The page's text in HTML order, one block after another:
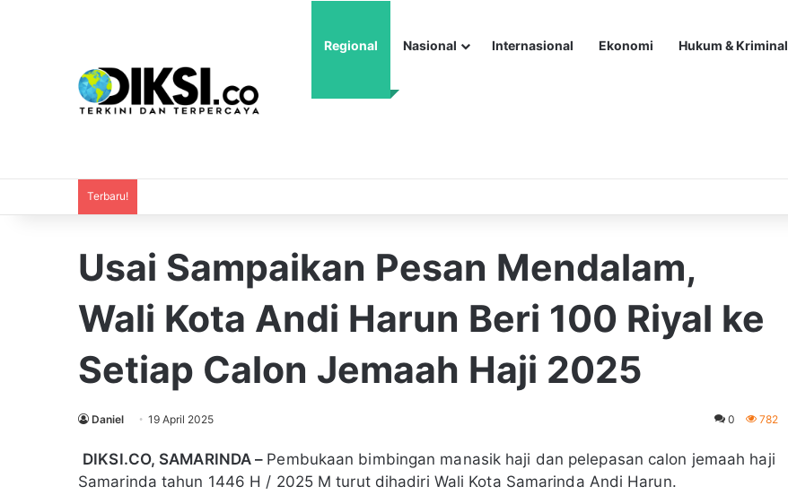
Regional Nasional Internasional Ekonomi Hukum & Kriminal
Terbaru!
Usai Sampaikan Pesan Mendalam,
Wali Kota Andi Harun Beri 100 Riyal ke
Setiap Calon Jemaah Haji 2025
Daniel 19 April 2025 0 782
DIKSI.CO, SAMARINDA – Pembukaan bimbingan manasik haji dan pelepasan calon jemaah haji
Samarinda tahun 1446 H / 2025 M turut dihadiri Wali Kota Samarinda Andi Harun.